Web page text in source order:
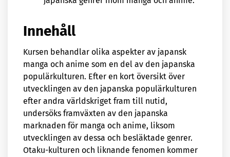
Innehåll
Kursen behandlar olika aspekter av japansk
manga och anime som en del av den japanska
populärkulturen. Efter en kort översikt över
utvecklingen av den japanska populärkulturen
efter andra världskriget fram till nutid,
undersöks framväxten av den japanska
marknaden för manga och anime, liksom
utvecklingen av dessa och besläktade genrer.
Otaku-kulturen och liknande fenomen kommer